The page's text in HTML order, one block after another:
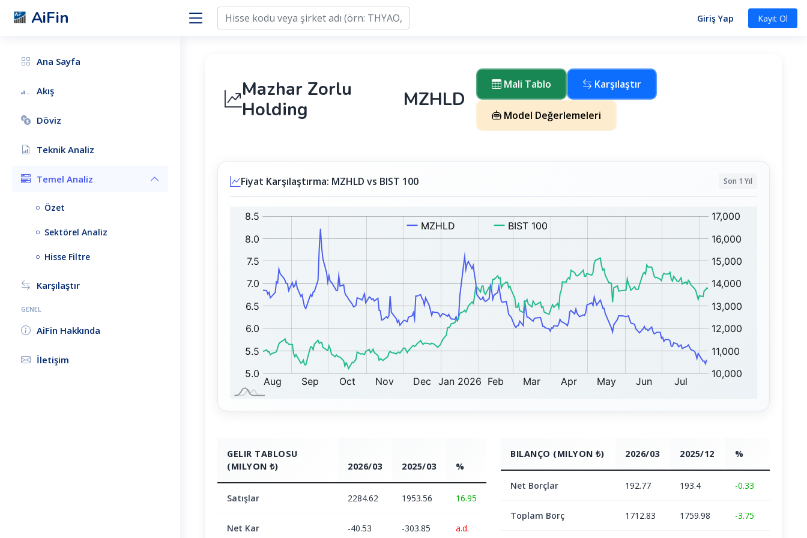
AiFin Giriş Yap Kayıt Ol
Ana Sayfa
Akış
Döviz
Teknik Analiz
Temel Analiz
Özet
Sektörel Analiz
Hisse Filtre
Karşılaştır
GENEL
AiFin Hakkında
İletişim
Mazhar Zorlu
Holding
MZHLD
Mali Tablo Karşılaştır
Model Değerlemeleri
Fiyat Karşılaştırma: MZHLD vs BIST 100 Son 1 Yıl
GELIR TABLOSU
(MILYON ₺)
2026/03 2025/03 %
Satışlar 2284.62 1953.56 16.95
Net Kar -40.53 -303.85 a.d.
BILANÇO (MILYON ₺) 2026/03 2025/12 %
Net Borçlar 192.77 193.4 -0.33
Toplam Borç 1712.83 1759.98 -3.75